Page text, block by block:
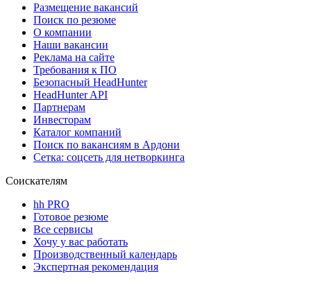
Размещение вакансий
Поиск по резюме
О компании
Наши вакансии
Реклама на сайте
Требования к ПО
Безопасный HeadHunter
HeadHunter API
Партнерам
Инвесторам
Каталог компаний
Поиск по вакансиям в Ардони
Сетка: соцсеть для нетворкинга
Соискателям
hh PRO
Готовое резюме
Все сервисы
Хочу у вас работать
Производственный календарь
Экспертная рекомендация